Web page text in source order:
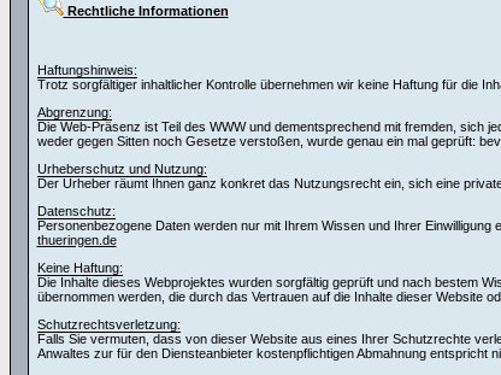
Rechtliche Informationen
Haftungshinweis:
Trotz sorgfältiger inhaltlicher Kontrolle übernehmen wir keine Haftung für die
Abgrenzung:
Die Web-Präsenz ist Teil des WWW und dementsprechend mit fremden, sich
weder gegen Sitten noch Gesetze verstoßen, wurde genau ein mal geprüft:
Urheberschutz und Nutzung:
Der Urheber räumt Ihnen ganz konkret das Nutzungsrecht ein, sich eine
Datenschutz:
Personenbezogene Daten werden nur mit Ihrem Wissen und Ihrer
thueringen.de
Keine Haftung:
Die Inhalte dieses Webprojektes wurden sorgfältig geprüft und nach bestem
übernommen werden, die durch das Vertrauen auf die Inhalte dieser Website
Schutzrechtsverletzung:
Falls Sie vermuten, dass von dieser Website aus eines Ihrer Schutzrechte
Anwaltes zur für den Diensteanbieter kostenpflichtigen Abmahnung entspricht